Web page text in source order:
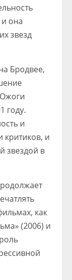
она
звезд
Бродвее,
году.
и
критиков, и
звездой в
как
(2006) и